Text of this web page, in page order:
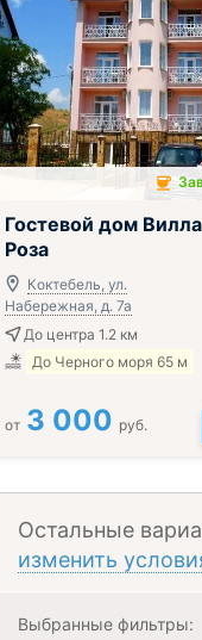
Завтрак включён
Гостевой дом Вилла
Роза
Коктебель, ул.
Набережная, д. 7а
До центра 1.2 км
До Черного моря 65 м
от 3 000 руб.
Остальные
изменить
Выбранные фильтры: